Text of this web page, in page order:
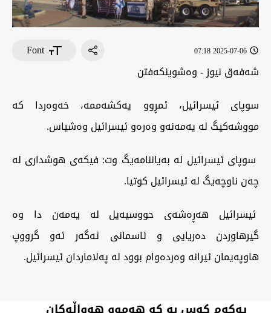
2025-07-06 07:18
Font
شەفەق نيوز - وەشوینکەفتن
سوپای ئیسرائیل، ئمڕوو یەکشەممە، خەوەردا کە
مووشەکیگ لە یەمەنەو وەرەو ئیسرائیل وەشیاس.
سوپای ئیسرائیل لە بەیاننامەیگ وت: فیکەی هوشداری لە
چەن ناوچەیگ لە ئیسرائیل کوتیا.
ئیسرائیل هەڕەشەی حووسیەیل لە یەمەن دا وە
گیرهاوردن دەریایی و ئاسمانی ئەگەر ئەو گرووپ
هاوپەیمان ئیرانە وەردەوام بوود لە پەلاماردان ئیسرائیل.